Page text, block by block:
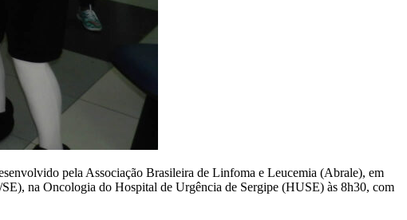
pela Associação Brasileira de Linfoma e Leucemia (Abrale), em
na Oncologia do Hospital de Urgência de Sergipe (HUSE) às 8h30, com